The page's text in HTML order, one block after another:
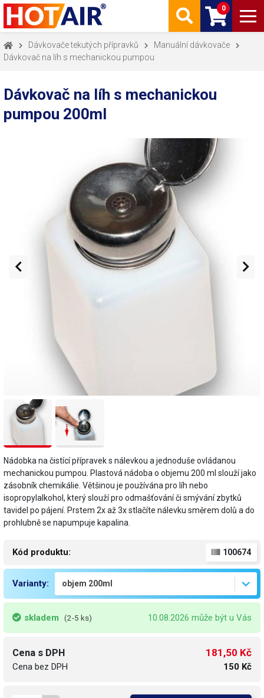
0
Dávkovače tekutých přípravků
Manuální dávkovače
Dávkovač na líh s mechanickou pumpou
Dávkovač na líh s mechanickou
pumpou 200ml
Nádobka na čistící přípravek s nálevkou a jednoduše ovládanou
mechanickou pumpou. Plastová nádoba o objemu 200 ml slouží jako
zásobník chemikálie. Většinou je používána pro líh nebo
isopropylalkohol, který slouží pro odmašťování či smývání zbytků
tavidel po pájení. Prstem 2x až 3x stlačíte nálevku směrem dolů a do
prohlubně se napumpuje kapalina.
Kód produktu: 100674
Varianty:
skladem (2-5 ks) 10.08.2026 může být u Vás
Cena s DPH
Cena bez DPH
181,50 Kč
150 Kč